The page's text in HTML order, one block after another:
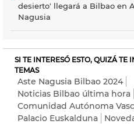
desierto' llegará a Bilbao en
Nagusia
SI TE INTERESÓ ESTO, QUIZÁ TE
TEMAS
Aste Nagusia Bilbao 2024
Noticias Bilbao última hora
Comunidad Autónoma
Palacio Euskalduna